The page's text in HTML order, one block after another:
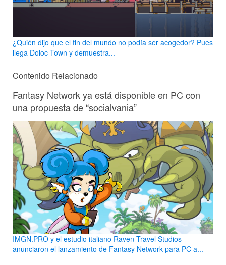
¿Quién dijo que el fin del mundo no podía ser acogedor? Pues
llega Doloc Town y demuestra...
Contenido Relacionado
Fantasy Network ya está disponible en PC con
una propuesta de “socialvania”
IMGN.PRO y el estudio italiano Raven Travel Studios
anunciaron el lanzamiento de Fantasy Network para PC a...